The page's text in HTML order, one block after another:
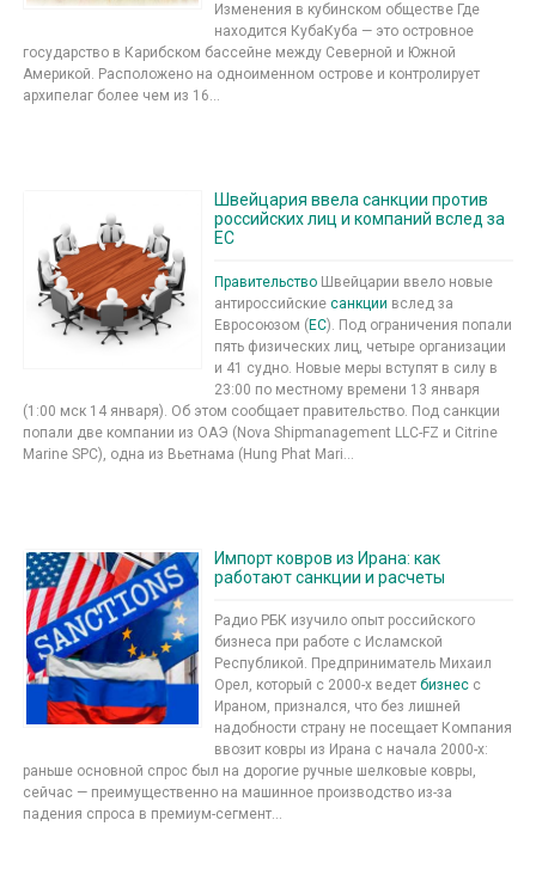
Изменения в кубинском обществе Где
находится КубаКуба — это островное
государство в Карибском бассейне между Северной и Южной
Америкой. Расположено на одноименном острове и контролирует
архипелаг более чем из 16...
Швейцария ввела санкции против
российских лиц и компаний вслед за
ЕС
Правительство Швейцарии ввело новые
антироссийские санкции вслед за
Евросоюзом (ЕС). Под ограничения попали
пять физических лиц, четыре организации
и 41 судно. Новые меры вступят в силу в
23:00 по местному времени 13 января
(1:00 мск 14 января). Об этом сообщает правительство. Под санкции
попали две компании из ОАЭ (Nova Shipmanagement LLC-FZ и Citrine
Marine SPC), одна из Вьетнама (Hung Phat Mari...
Импорт ковров из Ирана: как
работают санкции и расчеты
Радио РБК изучило опыт российского
бизнеса при работе с Исламской
Республикой. Предприниматель Михаил
Орел, который с 2000-х ведет бизнес с
Ираном, признался, что без лишней
надобности страну не посещает Компания
ввозит ковры из Ирана с начала 2000-х:
раньше основной спрос был на дорогие ручные шелковые ковры,
сейчас — преимущественно на машинное производство из-за
падения спроса в премиум-сегмент...